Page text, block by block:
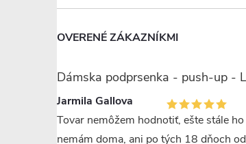
OVERENÉ ZÁKAZNÍKMI
Jarmila Gallova
Tovar nemôžem hodnotiť, ešte stále ho
nemám doma, ani po tých 18 dňoch od